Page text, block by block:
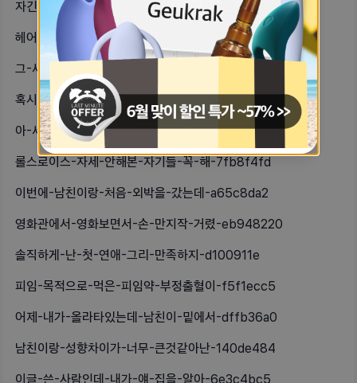
자긴-헤어지면-안-잡는다고-했던-남자-3a53a7d2
헤어졌고-내가-그사람만나기-아까운-것-663e5f9d
그-새끼도-후폭풍-왔으면-좋겠다-95a18f5b
혹시-자위할때랑-ㅅㅅ할때랑-신음소리가-24b81c48
아-세세세섹스하고싶다-핑거링-받고-싶-5a5559d5
롤스로이스-자세-안해본-자기들-꼭-해-7fb8f4fd
이번에-남친이랑-처음-외박을-갔는데-a65c8da2
영화관에서-영화보면서-손-만지작-거렸-eb948220
솔직하게-난-첫-연애-그리-만족하지-d100911e
피임-목적으로-먹은-피임약-부정출혈이-f5f1ecc5
어제-내가-올라타있는데-남친이-밑에서-dffb36a0
남친이랑-성향차이가-너무-큰것같아난-140de484
이글-쓴-사람인데-내가-얘-집을-알아-6e3c4bc5